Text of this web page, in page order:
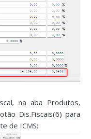
na aba Produtos,
Dis.Fiscais(6) para
de ICMS: